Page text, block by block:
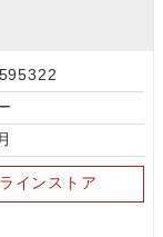
インストア